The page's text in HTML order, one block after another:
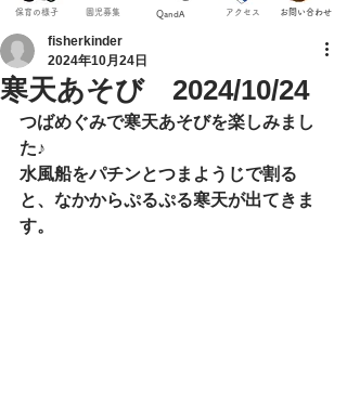
​お問い合わせ
QandA
保育の様子 ​園児募集 ​アクセス
寒天あそび 2024/10/24
fisherkinder
2024年10月24日
つばめぐみで寒天あそびを楽しみまし
た♪
水風船をパチンとつまようじで割る
と、なかからぷるぷる寒天が出てきま
す。